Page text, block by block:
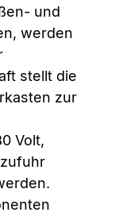
und
werden
stellt die
zur
Volt,